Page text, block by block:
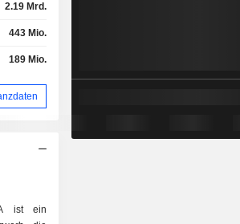
2.19 Mrd.
443 Mio.
189 Mio.
ist ein